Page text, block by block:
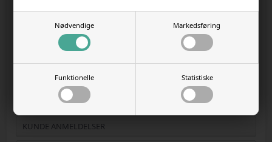
Nødvendige Markedsføring
Funktionelle Statistiske
KUNDECENTER - LOG IND
KUNDE ANMELDELSER